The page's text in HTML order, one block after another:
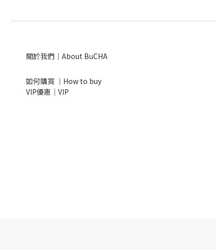
關於我們｜About BuCHA
如何購買 ｜How to buy
VIP優惠｜VIP